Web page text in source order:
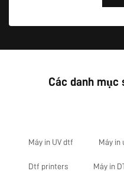
Các danh mục
Máy in UV dtf Máy in
Dtf printers Máy in